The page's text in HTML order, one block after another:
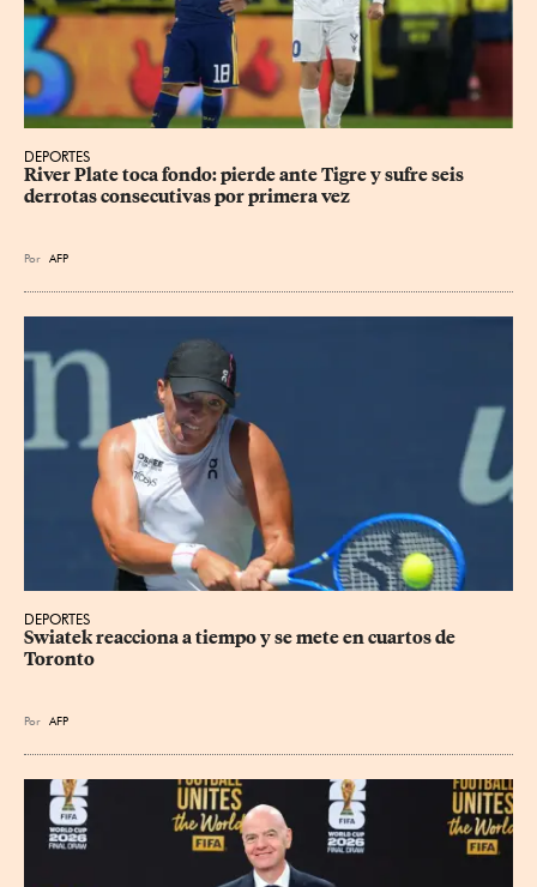
DEPORTES
River Plate toca fondo: pierde ante Tigre y sufre seis
derrotas consecutivas por primera vez
Por AFP
DEPORTES
Swiatek reacciona a tiempo y se mete en cuartos de
Toronto
Por AFP